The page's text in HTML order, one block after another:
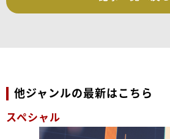
他ジャンルの最新はこちら
スペシャル